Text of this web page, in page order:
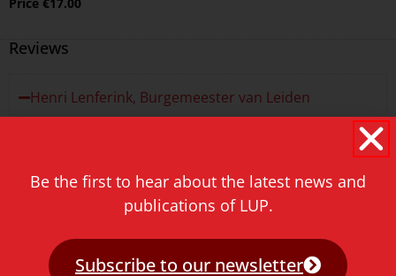
Reviews
Henri Lenferink, Burgemeester van Leiden
geschiedenis van de slavernij, woonden ook hier
mensen die ervan profiteerden of die anderszins
Er werd ook nauwelijks over gediscussieerd. Niemand
Be the first to hear about the latest news and
publications of LUP.
Subscribe to our newsletter